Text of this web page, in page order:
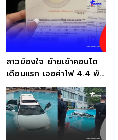
สาวข้องใจ ย้ายเข้าคอนโด
เดือนแรก เจอค่าไฟ 4.4 พัน
งานนี้เมนต์สนั่น